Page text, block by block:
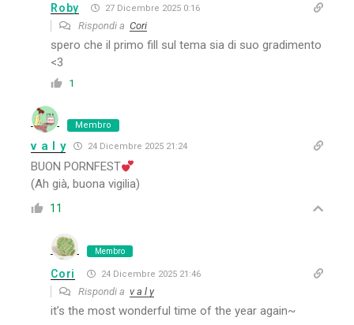
Roby 27 Dicembre 2025 0:16
Rispondi aCori
spero che il primo fill sul tema sia di suo gradimento
<3
1
Membro
v a l y 24 Dicembre 2025 21:24
BUON PORNFEST
(Ah già, buona vigilia)
11
Membro
Cori 24 Dicembre 2025 21:46
Rispondi av a l y
it’s the most wonderful time of the year again~